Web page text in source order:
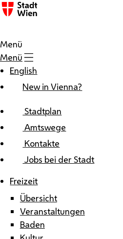
Zum Inhalt
Menü
Menü
English
New in Vienna?
Stadtplan
Amtswege
Kontakte
Jobs bei der Stadt
Freizeit
Übersicht
Veranstaltungen
Baden